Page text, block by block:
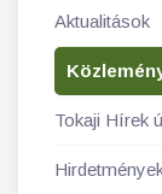
Aktualitások
Tokaji Hírek